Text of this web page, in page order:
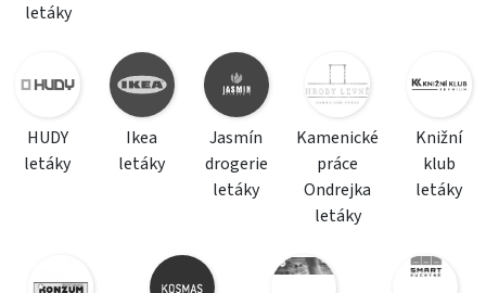
letáky
HUDY
letáky
Ikea
letáky
Jasmín
drogerie
letáky
Kamenické
práce
Ondrejka
letáky
Knižní
klub
letáky